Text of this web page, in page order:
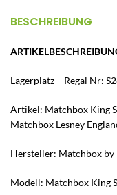
BESCHREIBUNG
Lagerplatz – Regal Nr:
Artikel: Matchbox King
Matchbox Lesney
Hersteller: Matchbox by
Modell: Matchbox King